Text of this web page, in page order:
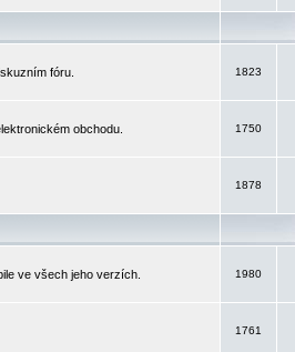
fóru.
1823
obchodu.
1750
1878
ve všech jeho verzích.
1980
1761